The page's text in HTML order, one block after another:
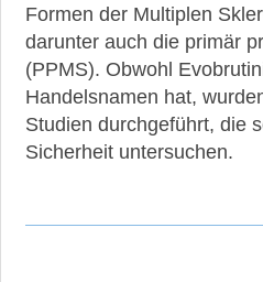
Formen der Multiplen
darunter auch die primär
(PPMS). Obwohl
Handelsnamen hat,
Studien durchgeführt, die
Sicherheit untersuchen.